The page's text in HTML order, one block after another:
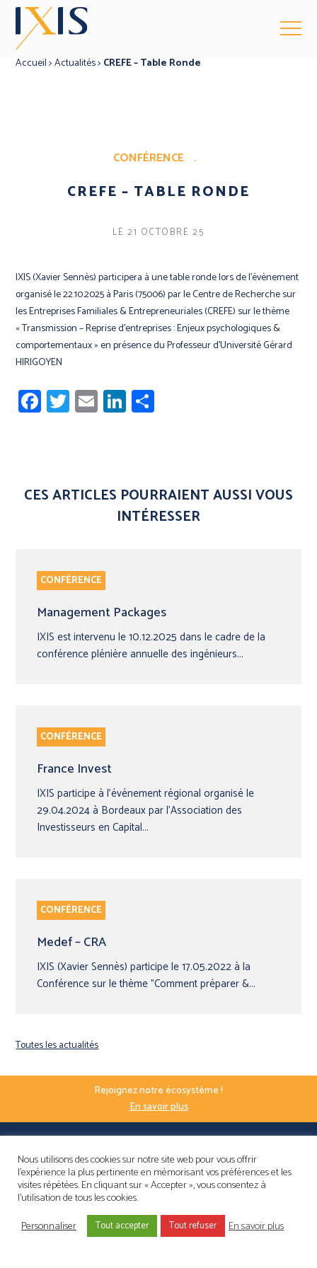
Accueil>Actualités> CREFE – Table Ronde
CONFÉRENCE .
CREFE – TABLE RONDE
LE 21 OCTOBRE 25
IXIS (Xavier Sennès) participera à une table ronde lors de l’évènement
organisé le 22.10.2025 à Paris (75006) par le Centre de Recherche sur
les Entreprises Familiales & Entrepreneuriales (CREFE) sur le thème
« Transmission – Reprise d’entreprises : Enjeux psychologiques &
comportementaux » en présence du Professeur d’Université Gérard
HIRIGOYEN
Facebook
Twitter
EmailLinkedIn
CES ARTICLES POURRAIENT AUSSI VOUS
INTÉRESSER
CONFÉRENCE
Management Packages
IXIS est intervenu le 10.12.2025 dans le cadre de la
conférence plénière annuelle des ingénieurs...
CONFÉRENCE
France Invest
IXIS participe à l’événement régional organisé le
29.04.2024 à Bordeaux par l’Association des
Investisseurs en Capital...
CONFÉRENCE
Medef – CRA
IXIS (Xavier Sennès) participe le 17.05.2022 à la
Conférence sur le thème "Comment préparer &...
Toutes les actualités
Rejoignez notre écosystème !
En savoir plus
NOUS CONTACTER
Nous utilisons des cookies sur notre site web pour vous offrir
l'expérience la plus pertinente en mémorisant vos préférences et les
visites répétées. En cliquant sur « Accepter », vous consentez à
l'utilisation de tous les cookies.
Personnaliser
Tout accepter Tout refuser En savoir plus